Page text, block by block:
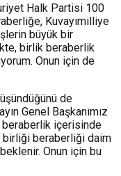
Halk Partisi 100
Kuvayımilliye
büyük bir
birlik beraberlik
Onun için de
de
Genel Başkanımız
içerisinde
birliği beraberliği daim
Onun için bu